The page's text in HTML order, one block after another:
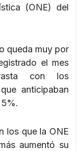
(ONE) del
queda muy por
el mes
con los
anticipaban
los que la ONE
aumentó su